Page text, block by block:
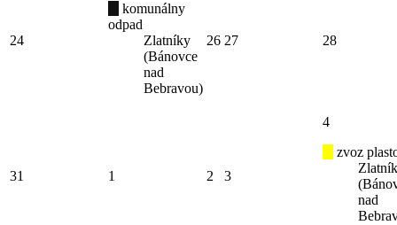
24
komunálny
odpad
Zlatníky
(Bánovce
nad
Bebravou)
26 27 28
31 1 2 3
4
zvoz
nad